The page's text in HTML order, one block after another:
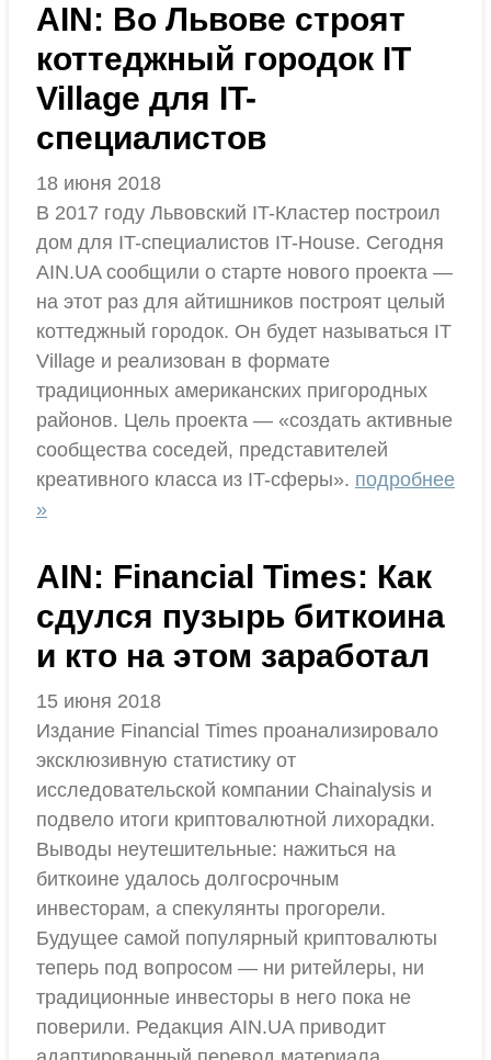
AIN: Во Львове строят
коттеджный городок IT
Village для IT-
специалистов
18 июня 2018
В 2017 году Львовский IT-Кластер построил
дом для IT-специалистов IT-House. Сегодня
AIN.UA сообщили о старте нового проекта —
на этот раз для айтишников построят целый
коттеджный городок. Он будет называться IT
Village и реализован в формате
традиционных американских пригородных
районов. Цель проекта — «создать активные
сообщества соседей, представителей
креативного класса из IT-сферы». подробнее
»
AIN: Financial Times: Как
сдулся пузырь биткоина
и кто на этом заработал
15 июня 2018
Издание Financial Times проанализировало
эксклюзивную статистику от
исследовательской компании Chainalysis и
подвело итоги криптовалютной лихорадки.
Выводы неутешительные: нажиться на
биткоине удалось долгосрочным
инвесторам, а спекулянты прогорели.
Будущее самой популярный криптовалюты
теперь под вопросом — ни ритейлеры, ни
традиционные инвесторы в него пока не
поверили. Редакция AIN.UA приводит